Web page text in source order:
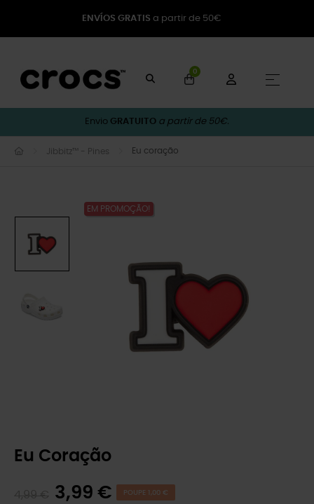
ENVÍOS GRATIS a partir de 50€
0
☰
Envio GRATUITO a partir de 50€.
Jibbitz™ - Pines Eu coração
EM PROMOÇÃO!
Eu Coração
3,99 € POUPE 1,00 €